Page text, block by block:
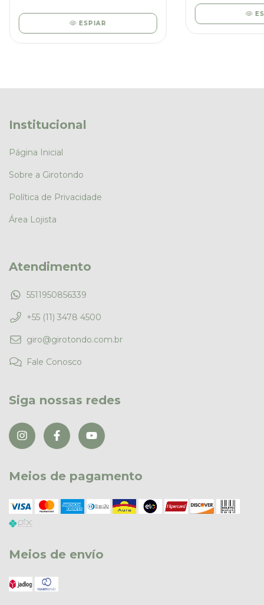
ESPIAR
Institucional
Página Inicial
Sobre a Girotondo
Política de Privacidade
Área Lojista
Atendimento
5511950856339
+55 (11) 3478 4500
giro@girotondo.com.br
Fale Conosco
Siga nossas redes
Meios de pagamento
Meios de envío